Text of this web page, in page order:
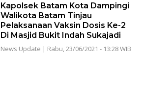
Kapolsek Batam Kota Dampingi
Walikota Batam Tinjau
Pelaksanaan Vaksin Dosis Ke-2
Di Masjid Bukit Indah Sukajadi
News Update | Rabu, 23/06/2021 - 13:28 WIB